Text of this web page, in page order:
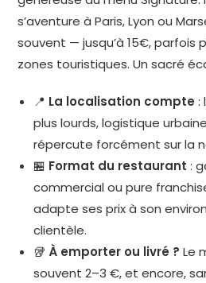
s’aventure à Paris, Lyon ou
souvent — jusqu’à 15€, parfois
zones touristiques. Un sacré
📍 La localisation compte :
plus lourds, logistique
répercute forcément sur la
🏪 Format du restaurant :
commercial ou pure
adapte ses prix à son
clientèle.
🥡 À emporter ou livré ? Le
souvent 2–3 €, et encore,